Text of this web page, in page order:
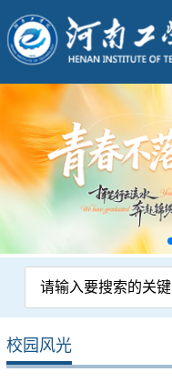
校园风光